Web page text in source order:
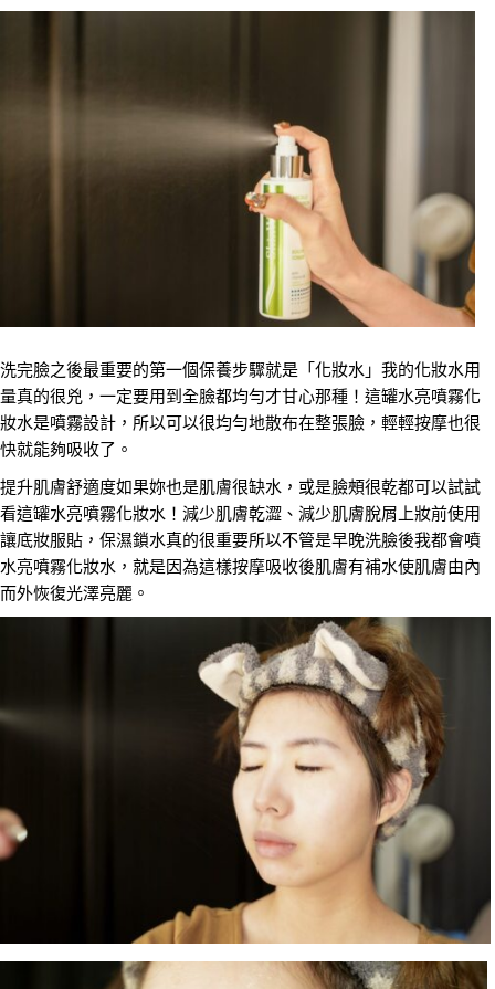
洗完臉之後最重要的第一個保養步驟就是「化妝水」我的化妝水用
量真的很兇，一定要用到全臉都均勻才甘心那種！這罐水亮噴霧化
妝水是噴霧設計，所以可以很均勻地散布在整張臉，輕輕按摩也很
快就能夠吸收了。
提升肌膚舒適度如果妳也是肌膚很缺水，或是臉頰很乾都可以試試
看這罐水亮噴霧化妝水！減少肌膚乾澀、減少肌膚脫屑上妝前使用
讓底妝服貼，保濕鎖水真的很重要所以不管是早晚洗臉後我都會噴
水亮噴霧化妝水，就是因為這樣按摩吸收後肌膚有補水使肌膚由內
而外恢復光澤亮麗。